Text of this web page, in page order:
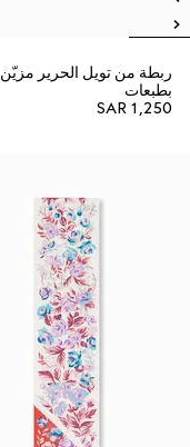
ربطة من تويل الحرير مزيّن
بطبعات
SAR 1,250